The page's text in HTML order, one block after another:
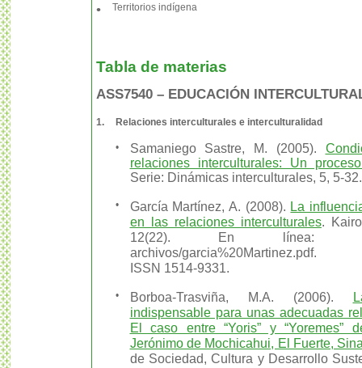
• Territorios indígena
Tabla de materias
ASS7540 – EDUCACIÓN
1. Relaciones interculturales e interculturalidad
• Samaniego Sastre, M. (2005).
relaciones interculturales: Un
Serie: Dinámicas interculturales, 5, 5-
• García Martínez, A. (2008). La
en las relaciones interculturales.
12(22). En línea: http://
archivos/garcia%20Martinez.pdf.
ISSN 1514-9331.
• Borboa-Trasviña, M.A. (2006).
indispensable para unas adecuadas
El caso entre “Yoris” y “Yoremes”
Jerónimo de Mochicahui, El Fuerte,
de Sociedad, Cultura y Desarrollo